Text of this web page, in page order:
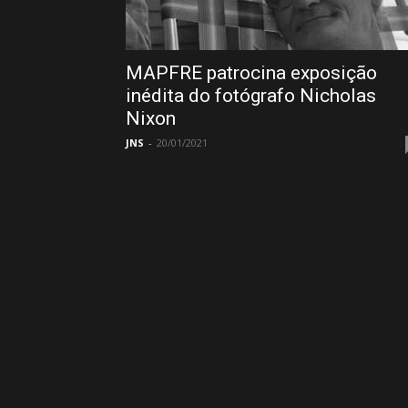
MAPFRE patrocina exposição
inédita do fotógrafo Nicholas
Nixon
JNS - 20/01/2021